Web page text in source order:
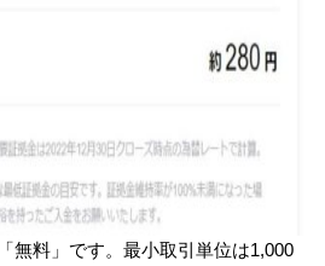
無料」です。最小取引単位は1,000